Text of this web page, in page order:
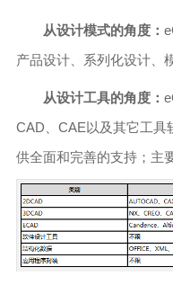
从设计模式的角度：
产品设计、系列化设计、
从设计工具的角度：
CAD、CAE以及其它工具
供全面和完善的支持；主